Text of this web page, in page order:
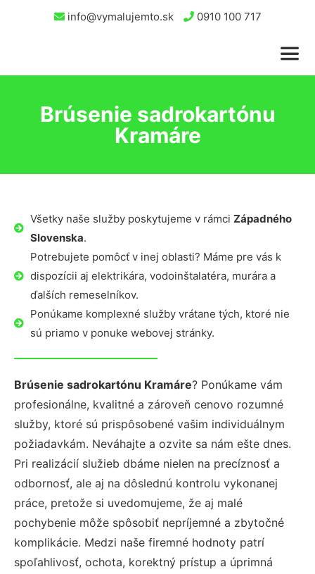
info@vymalujemto.sk 0910 100 717
Brúsenie sadrokartónu
Kramáre
Všetky naše služby poskytujeme v rámci Západného
Slovenska.
Potrebujete pomôcť v inej oblasti? Máme pre vás k
dispozícii aj elektrikára, vodoinštalatéra, murára a
ďalších remeselníkov.
Ponúkame komplexné služby vrátane tých, ktoré nie
sú priamo v ponuke webovej stránky.
Brúsenie sadrokartónu Kramáre? Ponúkame vám
profesionálne, kvalitné a zároveň cenovo rozumné
služby, ktoré sú prispôsobené vašim individuálnym
požiadavkám. Neváhajte a ozvite sa nám ešte dnes.
Pri realizácií služieb dbáme nielen na precíznosť a
odbornosť, ale aj na dôslednú kontrolu vykonanej
práce, pretože si uvedomujeme, že aj malé
pochybenie môže spôsobiť nepríjemné a zbytočné
komplikácie. Medzi naše firemné hodnoty patrí
spoľahlivosť, ochota, korektný prístup a úprimná